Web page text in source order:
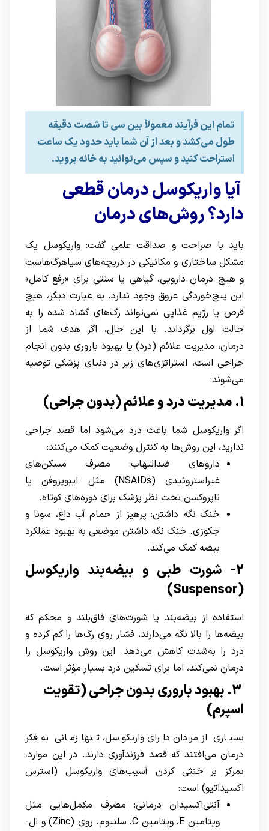
تمام این فرآیند معمولاً بین سی تا شصت دقیقه
طول می‌کشد و بعد از آن شما باید حدود یک ساعت
استراحت کنید و سپس می‌توانید به خانه بروید.
آیا واریکوسل درمان قطعی
دارد؟ روش‌های درمان
باید با صراحت و صداقت علمی گفت: واریکوسل یک
مشکل ساختاری و مکانیکی در دریچه‌های سیاهرگ‌هاست
و هیچ درمان دارویی، گیاهی یا سنتی برای «رفع کامل»
این پیچ‌خوردگی عروق وجود ندارد. به عبارت دیگر، هیچ
قرص یا رژیم غذایی نمی‌تواند رگ‌های گشاد شده را به
حالت اول برگرداند. با این حال، اگر هدف شما از
درمان، مدیریت علائم (درد) یا بهبود باروری بدون انجام
جراحی است، استراتژی‌های زیر در دنیای پزشکی توصیه
می‌شوند:
۱. مدیریت درد و علائم (بدون جراحی)
اگر واریکوسل شما باعث درد می‌شود اما قصد جراحی
ندارید، این روش‌ها به کنترل وضعیت کمک می‌کنند:
داروهای ضدالتهاب: مصرف مسکن‌های
غیراستروئیدی (NSAIDs) مثل ایبوپروفن یا
ناپروکسن تحت نظر پزشک برای دوره‌های کوتاه.
خنک نگه داشتن: پرهیز از حمام آب داغ، سونا و
جکوزی. خنک نگه داشتن موضعی به بهبود عملکرد
بیضه کمک می‌کند.
2- شورت طبی و بیضه‌بند واریکوسل
(Suspensor)
استفاده از بیضه‌بند یا شورت‌های فاق‌بلند و محکم که
بیضه‌ها را بالا نگه می‌دارند، فشار روی رگ‌ها را کم کرده و
درد را به‌شدت کاهش می‌دهد. این روش واریکوسل را
درمان نمی‌کند، اما برای تسکین درد بسیار مؤثر است.
3. بهبود باروری بدون جراحی (تقویت
اسپرم)
بسیاری از مردان دارای واریکوسل، تنها زمانی به فکر
درمان می‌افتند که قصد فرزندآوری دارند. در این موارد،
تمرکز بر خنثی کردن آسیب‌های واریکوسل (استرس
اکسیداتیو) است:
آنتی‌اکسیدان درمانی: مصرف مکمل‌هایی مثل
ویتامین E، ویتامین C، سلنیوم، روی (Zinc) و ال-